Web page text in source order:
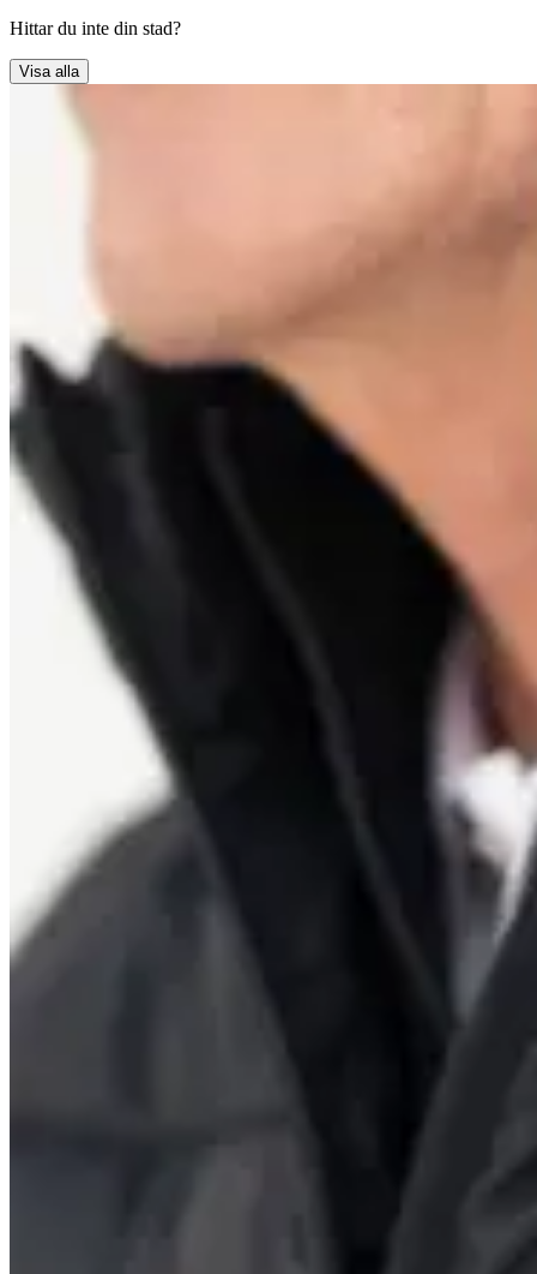
Hittar du inte din stad?
Visa alla